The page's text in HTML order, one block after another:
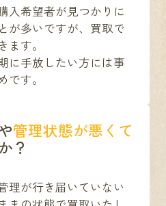
入希望者が見つかりに
が多いですが、買取で
ます。
に手放したい方には事
す。
管理状態が悪くて
？
理が行き届いていない